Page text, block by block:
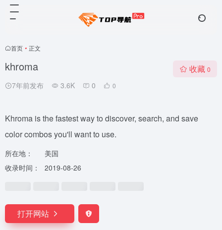
首页 • 正文
khroma
7年前发布 3.6K 0 0
收藏 0
Khroma is the fastest way to discover, search, and save
color combos you'll want to use.
所在地：
美国
收录时间：
2019-08-26
打开网站